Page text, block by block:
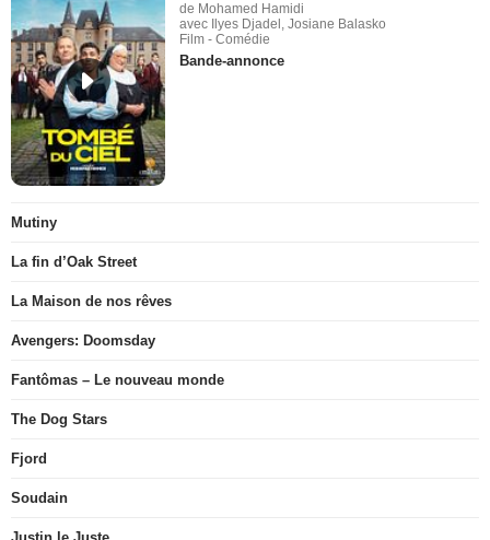
de Mohamed Hamidi
avec Ilyes Djadel, Josiane Balasko
Film - Comédie
Bande-annonce
Mutiny
La fin d’Oak Street
La Maison de nos rêves
Avengers: Doomsday
Fantômas – Le nouveau monde
The Dog Stars
Fjord
Soudain